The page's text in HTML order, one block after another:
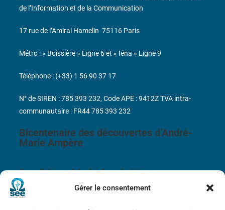
Gérer le consentement
Bicentenaire des découvertes d’André-
Marie Ampère
Conditions Générales de Vente
de l’Information et de la Communication
17 rue de l’Amiral Hamelin 75116 Paris
Métro : « Boissière » Ligne 6 et « Iéna » Ligne 9
Téléphone : (+33) 1 56 90 37 17
N° de SIREN : 785 393 232, Code APE : 9412Z TVA intra-
communautaire : FR44 785 393 232